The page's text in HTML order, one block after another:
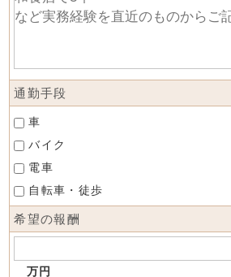
通勤手段
車
バイク
電車
自転車・徒歩
希望の報酬
万円